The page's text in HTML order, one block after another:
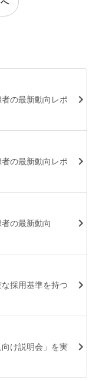
の最新動向レポ
の最新動向レポ
の最新動向
採用基準を持つ
向け説明会」を実